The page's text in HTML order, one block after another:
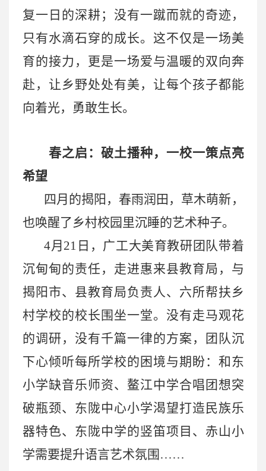
复一日的深耕；没有一蹴而就的奇迹，
只有水滴石穿的成长。这不仅是一场美
育的接力，更是一场爱与温暖的双向奔
赴，让乡野处处有美，让每个孩子都能
向着光，勇敢生长。
春之启：破土播种，一校一策点亮
希望
四月的揭阳，春雨润田，草木萌新，
也唤醒了乡村校园里沉睡的艺术种子。
4月21日，广工大美育教研团队带着
沉甸甸的责任，走进惠来县教育局，与
揭阳市、县教育局负责人、六所帮扶乡
村学校的校长围坐一堂。没有走马观花
的调研，没有千篇一律的方案，团队沉
下心倾听每所学校的困境与期盼：和东
小学缺音乐师资、鳌江中学合唱团想突
破瓶颈、东陇中心小学渴望打造民族乐
器特色、东陇中学的竖笛项目、赤山小
学需要提升语言艺术氛围……